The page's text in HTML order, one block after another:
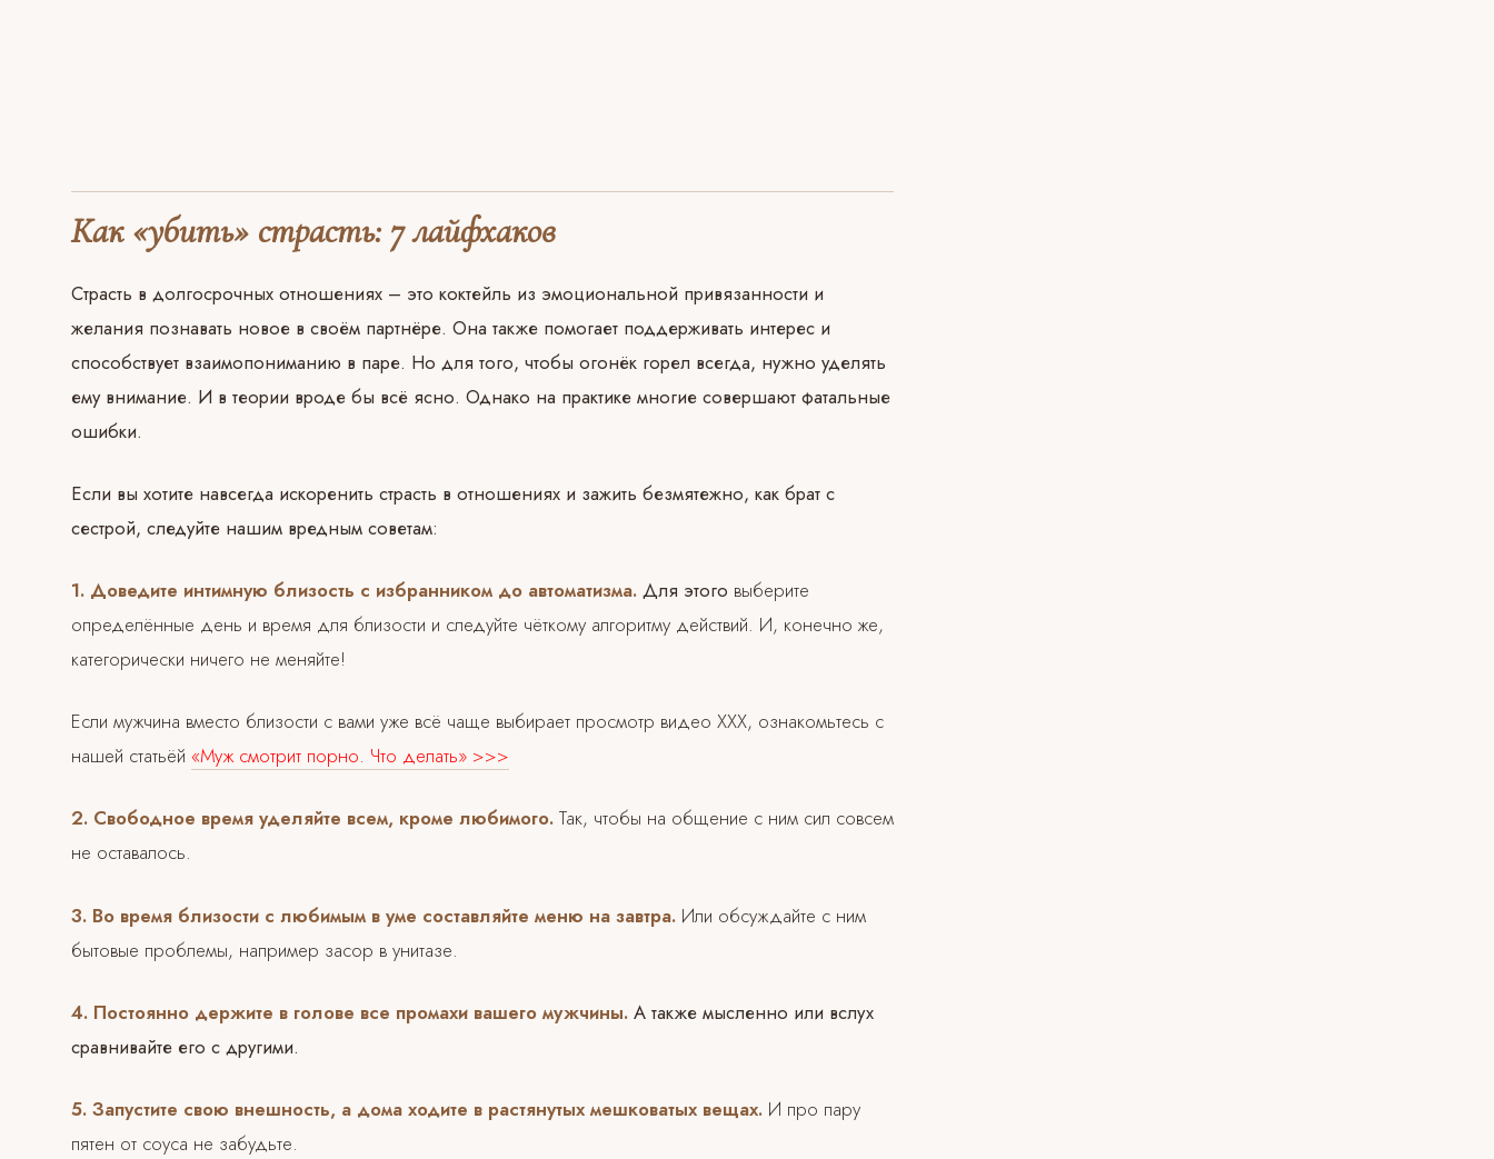
Как «убить» страсть: 7 лайфхаков
Страсть в долгосрочных отношениях – это коктейль из эмоциональной привязанности и
желания познавать новое в своём партнёре. Она также помогает поддерживать интерес и
способствует взаимопониманию в паре. Но для того, чтобы огонёк горел всегда, нужно уделять
ему внимание. И в теории вроде бы всё ясно. Однако на практике многие совершают фатальные
ошибки.
Если вы хотите навсегда искоренить страсть в отношениях и зажить безмятежно, как брат с
сестрой, следуйте нашим вредным советам:
1. Доведите интимную близость с избранником до автоматизма. Для этого выберите
определённые день и время для близости и следуйте чёткому алгоритму действий. И, конечно же,
категорически ничего не меняйте!
Если мужчина вместо близости с вами уже всё чаще выбирает просмотр видео ХХХ, ознакомьтесь с
нашей статьёй «Муж смотрит порно. Что делать» >>>
2. Свободное время уделяйте всем, кроме любимого. Так, чтобы на общение с ним сил совсем
не оставалось.
3. Во время близости с любимым в уме составляйте меню на завтра. Или обсуждайте с ним
бытовые проблемы, например засор в унитазе.
4. Постоянно держите в голове все промахи вашего мужчины. А также мысленно или вслух
сравнивайте его с другими.
5. Запустите свою внешность, а дома ходите в растянутых мешковатых вещах. И про пару
пятен от соуса не забудьте.